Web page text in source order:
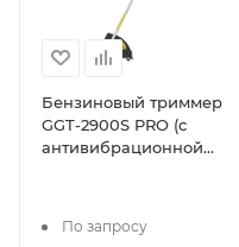
Бензиновый триммер
GGT-2900S PRO (с
антивибрационной
По запросу